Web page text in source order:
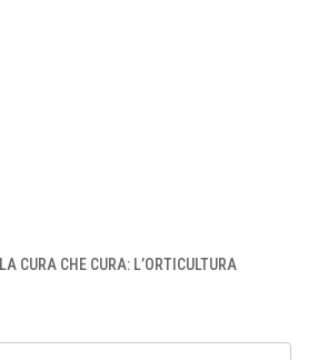
LA CURA CHE CURA: L’ORTICULTURA